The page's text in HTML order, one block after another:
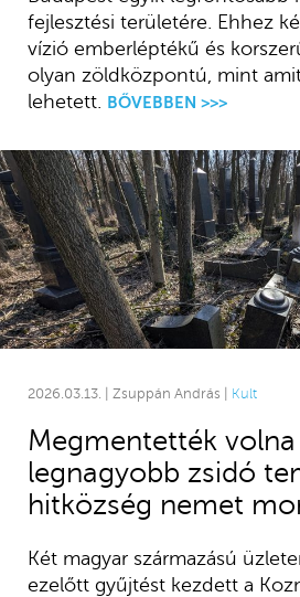
fejlesztési területére. Ehhez
vízió emberléptékű és
olyan zöldközpontú, mint
lehetett.
BŐVEBBEN >>>
2026.03.13. | Zsuppán András | Kult
Megmentették volna
legnagyobb zsidó
hitközség nemet
Két magyar származású
ezelőtt gyűjtést kezdett a